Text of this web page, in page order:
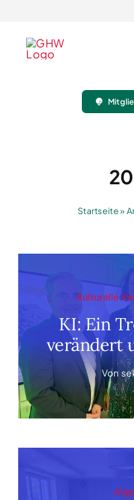
content
Jugend
Startseite»
Kulturelle
KI: Ein
verändert
Von